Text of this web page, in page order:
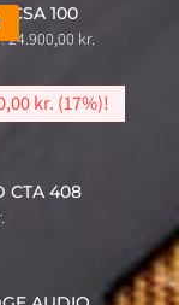
CSA 100
Original
was:
24.900,00 kr.
is:
kr. (17%)!
CTA 408